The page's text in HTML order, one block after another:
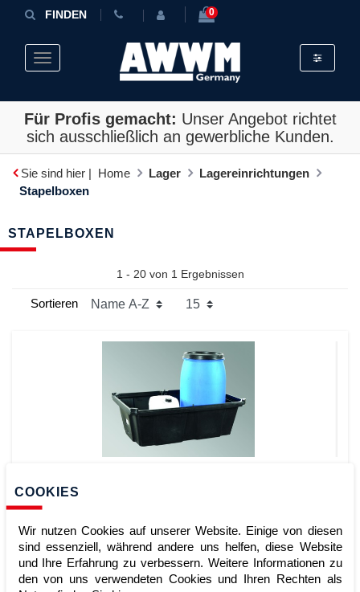
FINDEN 0
Toggle navigation Toggle
Für Profis gemacht: Unser Angebot richtet
sich ausschließlich an gewerbliche Kunden.
Sie sind hier | Home Lager
Lagereinrichtungen
Stapelboxen
STAPELBOXEN
1 - 20 von 1 Ergebnissen
Sortieren
Stellebene
Artikelnummer:
Hersteller: LaCont Umwelttechnik GmbH
COOKIES
Wir nutzen Cookies auf unserer Website. Einige von diesen
sind essenziell, während andere uns helfen, diese Website
und Ihre Erfahrung zu verbessern. Weitere Informationen zu
den von uns verwendeten Cookies und Ihren Rechten als